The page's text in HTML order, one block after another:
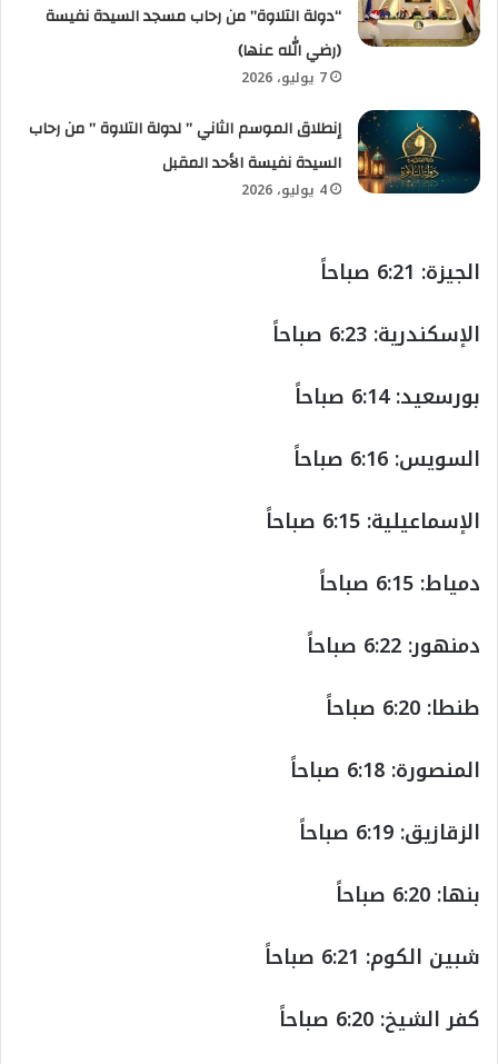
“دولة التلاوة” من رحاب مسجد السيدة نفيسة
(رضي الله عنها)
7 يوليو، 2026
إنطلاق الموسم الثاني ” لدولة التلاوة ” من رحاب
السيدة نفيسة الأحد المقبل
4 يوليو، 2026
الجيزة: 6:21 صباحاً
الإسكندرية: 6:23 صباحاً
بورسعيد: 6:14 صباحاً
السويس: 6:16 صباحاً
الإسماعيلية: 6:15 صباحاً
دمياط: 6:15 صباحاً
دمنهور: 6:22 صباحاً
طنطا: 6:20 صباحاً
المنصورة: 6:18 صباحاً
الزقازيق: 6:19 صباحاً
بنها: 6:20 صباحاً
شبين الكوم: 6:21 صباحاً
كفر الشيخ: 6:20 صباحاً